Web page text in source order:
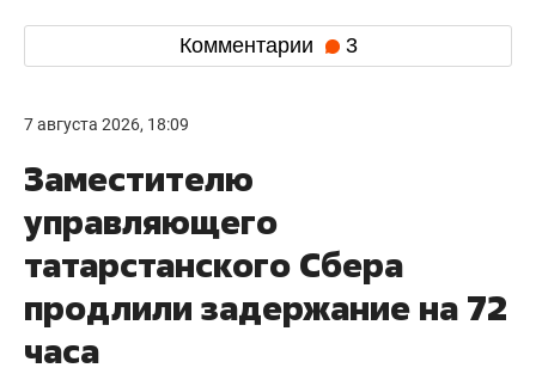
Комментарии 3
7 августа 2026, 18:09
Заместителю
управляющего
татарстанского Сбера
продлили задержание на 72
часа